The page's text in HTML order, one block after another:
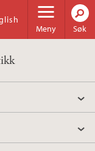
Meny
Søk